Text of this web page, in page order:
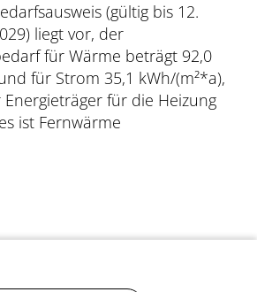
(gültig bis 12.
liegt vor, der
für Wärme beträgt 92,0
für Strom 35,1 kWh/(m²*a),
für die Heizung
ist Fernwärme